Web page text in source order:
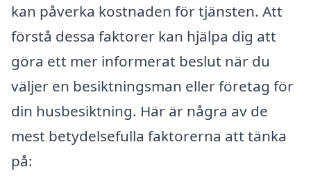
kan påverka kostnaden för tjänsten. Att
förstå dessa faktorer kan hjälpa dig att
göra ett mer informerat beslut när du
väljer en besiktningsman eller företag för
din husbesiktning. Här är några av de
mest betydelsefulla faktorerna att tänka
på: